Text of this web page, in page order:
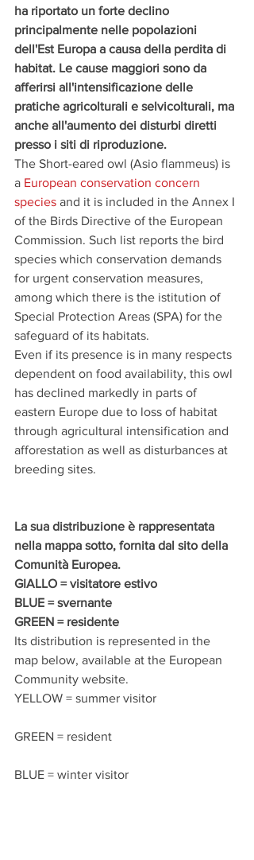
ha riportato un forte declino
principalmente nelle popolazioni
dell'Est Europa a causa della perdita di
habitat. Le cause maggiori sono da
afferirsi all'intensificazione delle
pratiche agricolturali e selvicolturali, ma
anche all'aumento dei disturbi diretti
presso i siti di riproduzione.
The Short-eared owl (Asio flammeus) is
a European conservation concern
species and it is included in the Annex I
of the Birds Directive of the European
Commission. Such list reports the bird
species which conservation demands
for urgent conservation measures,
among which there is the istitution of
Special Protection Areas (SPA) for the
safeguard of its habitats.
Even if its presence is in many respects
dependent on food availability, this owl
has declined markedly in parts of
eastern Europe due to loss of habitat
through agricultural intensification and
afforestation as well as disturbances at
breeding sites.
La sua distribuzione è rappresentata
nella mappa sotto, fornita dal sito della
Comunità Europea.
GIALLO = visitatore estivo
BLUE = svernante
GREEN = residente
Its distribution is represented in the
map below, available at the European
Community website.
YELLOW = summer visitor
GREEN = resident
BLUE = winter visitor